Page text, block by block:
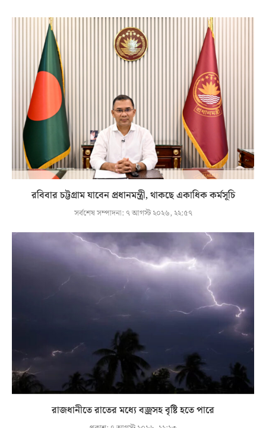
রবিবার চট্টগ্রাম যাবেন প্রধানমন্ত্রী, থাকছে একাধিক কর্মসূচি
সর্বশেষ সম্পাদনা: ৭ আগস্ট ২০২৬, ২২:৫৭
রাজধানীতে রাতের মধ্যে বজ্রসহ বৃষ্টি হতে পারে